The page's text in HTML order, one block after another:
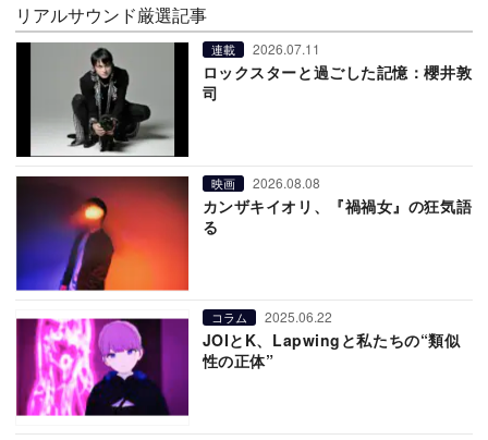
リアルサウンド厳選記事
連載 2026.07.11
ロックスターと過ごした記憶：櫻井敦
司
映画 2026.08.08
カンザキイオリ、『禍禍女』の狂気語
る
コラム 2025.06.22
JOIとK、Lapwingと私たちの“類似
性の正体”